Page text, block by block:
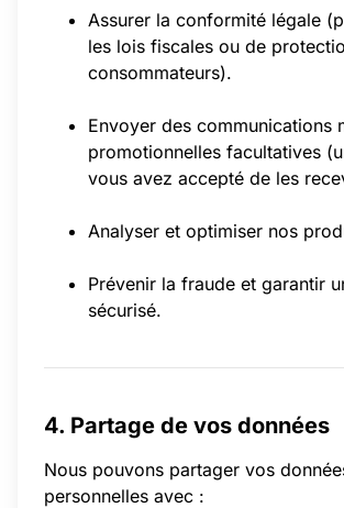
Assurer la conformité légale
les lois fiscales ou de
consommateurs).
Envoyer des communications
promotionnelles facultatives
vous avez accepté de les
Analyser et optimiser nos
Prévenir la fraude et garantir
sécurisé.
4. Partage de vos données
Nous pouvons partager vos
personnelles avec :